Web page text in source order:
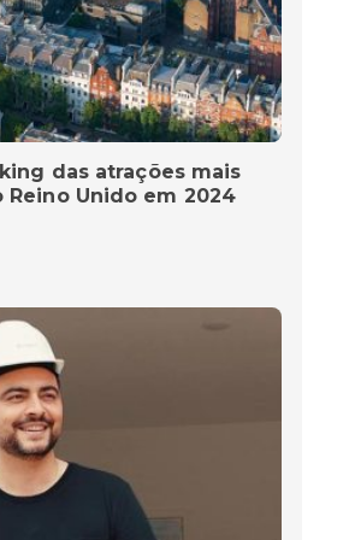
das atrações mais
Reino Unido em 2024